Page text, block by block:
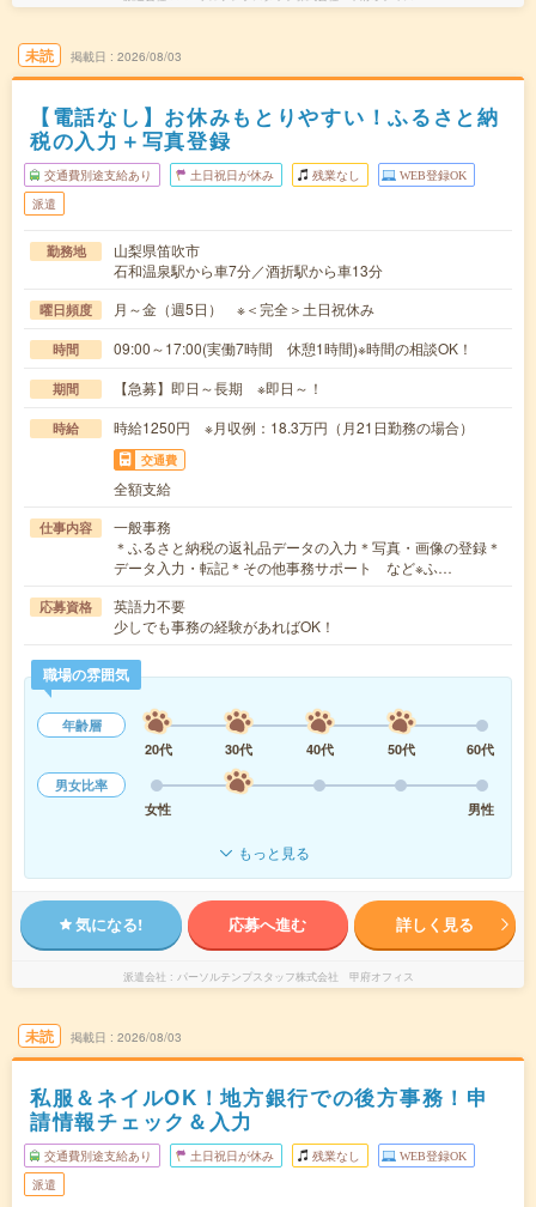
未読 掲載日 2026/08/03
【電話なし】お休みもとりやすい！ふるさと納
税の入力＋写真登録
交通費別途支給あり 土日祝日が休み 残業なし WEB登録OK
派遣
勤務地
山梨県笛吹市
石和温泉駅から車7分／酒折駅から車13分
曜日頻度 月～金（週5日） ※＜完全＞土日祝休み
時間 09:00～17:00(実働7時間 休憩1時間)※時間の相談OK！
期間 【急募】即日～長期 ※即日～！
時給 時給1250円 ※月収例：18.3万円（月21日勤務の場合）
交通費
全額支給
仕事内容
一般事務
＊ふるさと納税の返礼品データの入力＊写真・画像の登録＊
データ入力・転記＊その他事務サポート など※ふ…
応募資格
英語力不要
少しでも事務の経験があればOK！
職場の雰囲気
年齢層
20代
30代 40代 50代
60代
男女比率
女性
男性
もっと見る
気になる! 応募へ進む 詳しく見る
派遣会社 パーソルテンプスタッフ株式会社 甲府オフィス
未読 掲載日 2026/08/03
私服＆ネイルOK！地方銀行での後方事務！申
請情報チェック＆入力
交通費別途支給あり 土日祝日が休み 残業なし WEB登録OK
派遣